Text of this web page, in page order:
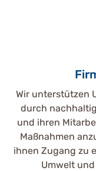
Wir unterstützen
durch
und ihren
Maßnahmen
ihnen Zugang zu
Umwelt